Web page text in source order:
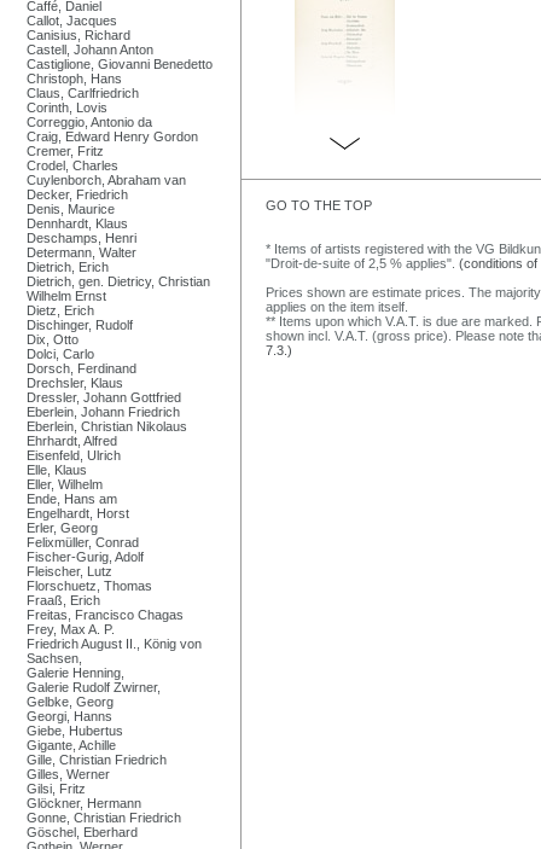
Caffé, Daniel
Callot, Jacques
Canisius, Richard
Castell, Johann Anton
Castiglione, Giovanni Benedetto
Christoph, Hans
Claus, Carlfriedrich
Corinth, Lovis
Correggio, Antonio da
Craig, Edward Henry Gordon
Cremer, Fritz
Crodel, Charles
Cuylenborch, Abraham van
Decker, Friedrich
Denis, Maurice
Dennhardt, Klaus
Deschamps, Henri
Determann, Walter
Dietrich, Erich
Dietrich, gen. Dietricy, Christian
Wilhelm Ernst
Dietz, Erich
Dischinger, Rudolf
Dix, Otto
Dolci, Carlo
Dorsch, Ferdinand
Drechsler, Klaus
Dressler, Johann Gottfried
Eberlein, Johann Friedrich
Eberlein, Christian Nikolaus
Ehrhardt, Alfred
Eisenfeld, Ulrich
Elle, Klaus
Eller, Wilhelm
Ende, Hans am
Engelhardt, Horst
Erler, Georg
Felixmüller, Conrad
Fischer-Gurig, Adolf
Fleischer, Lutz
Florschuetz, Thomas
Fraaß, Erich
Freitas, Francisco Chagas
Frey, Max A. P.
Friedrich August II., König von
Sachsen,
Galerie Henning,
Galerie Rudolf Zwirner,
Gelbke, Georg
Georgi, Hanns
Giebe, Hubertus
Gigante, Achille
Gille, Christian Friedrich
Gilles, Werner
Gilsi, Fritz
Glöckner, Hermann
Gonne, Christian Friedrich
Göschel, Eberhard
GO TO THE TOP
* Items of artists registered with the VG
"Droit-de-suite of 2,5 % applies". (conditions of
Prices shown are estimate prices. The
applies on the item itself.
** Items upon which V.A.T. is due are
shown incl. V.A.T. (gross price). Please note
7.3.)